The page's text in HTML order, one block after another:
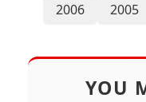
2006
2005
YOU